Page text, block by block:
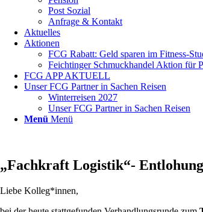
Post Sozial
Anfrage & Kontakt
Aktuelles
Aktionen
FCG Rabatt: Geld sparen im Fitness-
Feichtinger Schmuckhandel Aktion für
FCG APP AKTUELL
Unser FCG Partner in Sachen Reisen
Winterreisen 2027
Unser FCG Partner in Sachen Reisen
Menü Menü
„Fachkraft Logistik“-
Liebe Kolleg*innen,